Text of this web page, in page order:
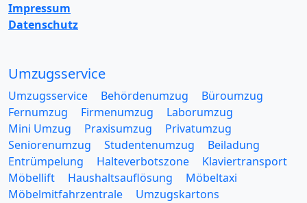
Impressum
Datenschutz
Umzugsservice
Umzugsservice Behördenumzug
Büroumzug
Fernumzug
Firmenumzug
Laborumzug
Mini Umzug
Praxisumzug
Privatumzug
Seniorenumzug
Studentenumzug
Beiladung
Entrümpelung
Halteverbotszone
Klaviertransport
Möbellift
Haushaltsauflösung
Möbeltaxi
Möbelmitfahrzentrale
Umzugskartons